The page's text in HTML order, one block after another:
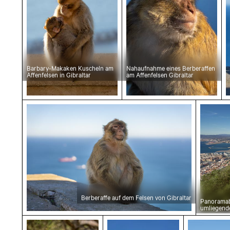
Barbary-Makaken Kuscheln am
Affenfelsen in Gibraltar
Nahaufnahme eines Berberaffen
am Affenfelsen Gibraltar
Berberaffe auf dem Felsen von Gibraltar
Berberaffe auf dem Felsen von Gibraltar
Berberaffe in seinem natürlichen
Berberaffe sitzt auf dem